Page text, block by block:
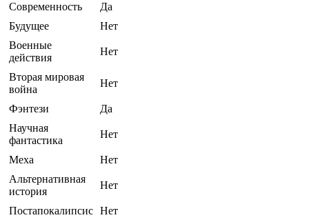
Современность
Да
Будущее
Нет
Военные
действия
Нет
Вторая мировая
война
Нет
Фэнтези
Да
Научная
фантастика
Нет
Меха
Нет
Альтернативная
история
Нет
Постапокалипсис Нет